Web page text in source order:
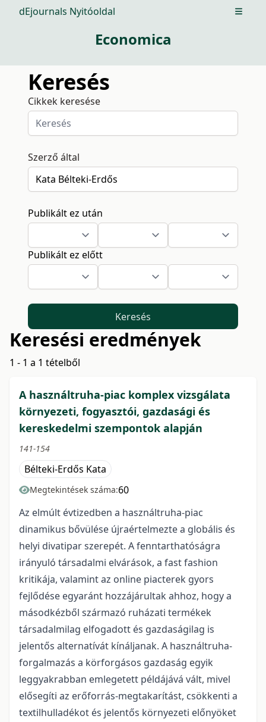
dEjournals Nyitóoldal Open
Economica
Keresés
Cikkek keresése
Szerző által
Publikált ez után
Publikált ez előtt
Keresés
Keresési eredmények
1 - 1 a 1 tételből
A használtruha-piac komplex vizsgálata
környezeti, fogyasztói, gazdasági és
kereskedelmi szempontok alapján
141-154
Bélteki-Erdős Kata
Megtekintések száma:60
Az elmúlt évtizedben a használtruha-piac
dinamikus bővülése újraértelmezte a globális és
helyi divatipar szerepét. A fenntarthatóságra
irányuló társadalmi elvárások, a fast fashion
kritikája, valamint az online piacterek gyors
fejlődése egyaránt hozzájárultak ahhoz, hogy a
másodkézből származó ruházati termékek
társadalmilag elfogadott és gazdaságilag is
jelentős alternatívát kínáljanak. A használtruha-
forgalmazás a körforgásos gazdaság egyik
leggyakrabban emlegetett példájává vált, mivel
elősegíti az erőforrás-megtakarítást, csökkenti a
textilhulladékot és jelentős környezeti előnyöket